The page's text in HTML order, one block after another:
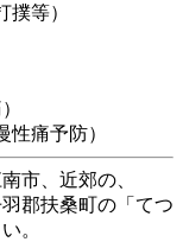
等）
性痛予防）
市、近郊の、
郡扶桑町の「てつ
。